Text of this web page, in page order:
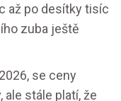
až po desítky tisíc
zuba ještě
se ceny
stále platí, že